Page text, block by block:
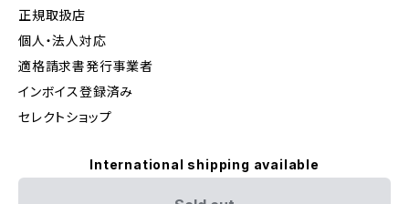
正規取扱店
個人・法人対応
適格請求書発行事業者
インボイス登録済み
セレクトショップ
International shipping available